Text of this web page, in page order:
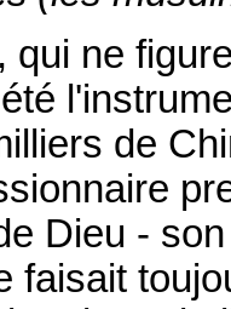
qui ne
de
Dieu -
faisait